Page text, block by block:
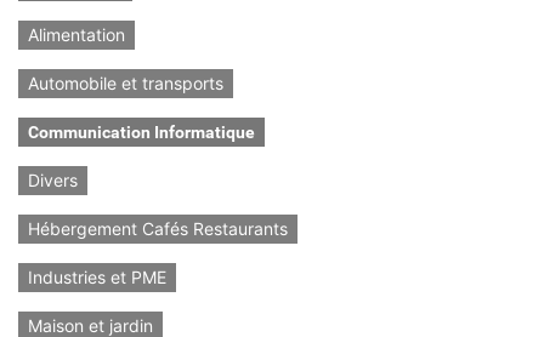
Alimentation
Automobile et transports
Communication Informatique
Divers
Hébergement Cafés Restaurants
Industries et PME
Maison et jardin